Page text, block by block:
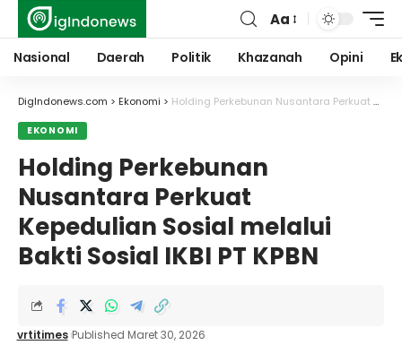
Font
Resizer
Aa
Nasional Daerah Politik Khazanah Opini
DigIndonews.com > Ekonomi > Holding Perkebunan Nusantara Perkuat Kepedulian Sosial melalui Bakti Sosial IKBI PT KPBN
EKONOMI
Holding Perkebunan
Nusantara Perkuat
Kepedulian Sosial melalui
Bakti Sosial IKBI PT KPBN
vrtitimes Published Maret 30, 2026